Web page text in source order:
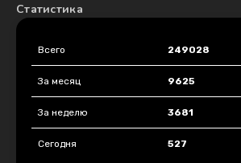
Статистика
Всего 249028
За месяц 9625
За неделю 3681
Сегодня 527